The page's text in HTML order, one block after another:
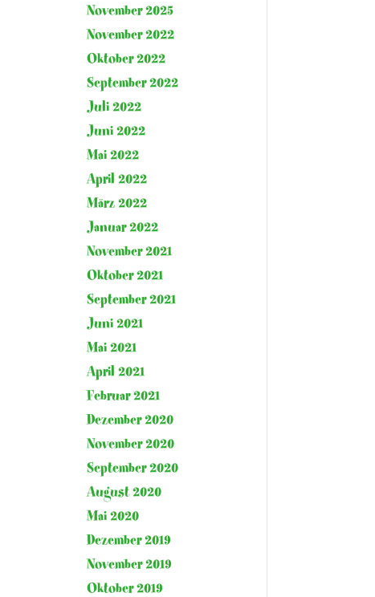
November 2025
November 2022
Oktober 2022
September 2022
Juli 2022
Juni 2022
Mai 2022
April 2022
März 2022
Januar 2022
November 2021
Oktober 2021
September 2021
Juni 2021
Mai 2021
April 2021
Februar 2021
Dezember 2020
November 2020
September 2020
August 2020
Mai 2020
Dezember 2019
November 2019
Oktober 2019